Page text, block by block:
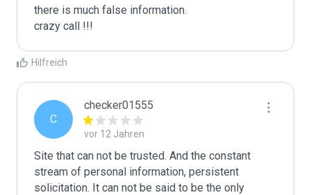
there is much false information.
crazy call !!!
Hilfreich
C
checker01555
vor 12 Jahren
Site that can not be trusted. And the constant
stream of personal information, persistent
solicitation. It can not be said to be the only